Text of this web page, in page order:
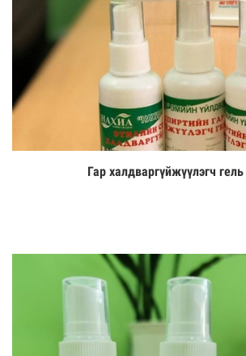
Цааш үзэх
Гар халдваргүйжүүлэгч